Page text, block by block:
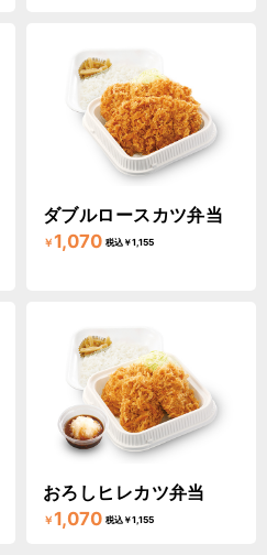
ダブルロースカツ弁当
￥1,070 税込￥1,155
おろしヒレカツ弁当
￥1,070 税込￥1,155